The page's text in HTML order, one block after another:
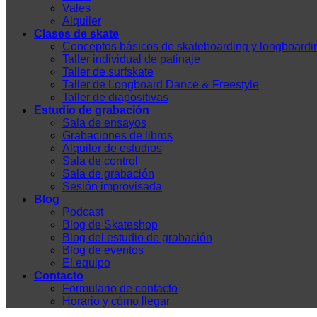
Vales
Alquiler
Clases de skate
Conceptos básicos de skateboarding y
Taller individual de patinaje
Taller de surfskate
Taller de Longboard Dance & Freestyle
Taller de diapositivas
Estudio de grabación
Sala de ensayos
Grabaciones de libros
Alquiler de estudios
Sala de control
Sala de grabación
Sesión improvisada
Blog
Podcast
Blog de Skateshop
Blog del estudio de grabación
Blog de eventos
El equipo
Contacto
Formulario de contacto
Horario y cómo llegar